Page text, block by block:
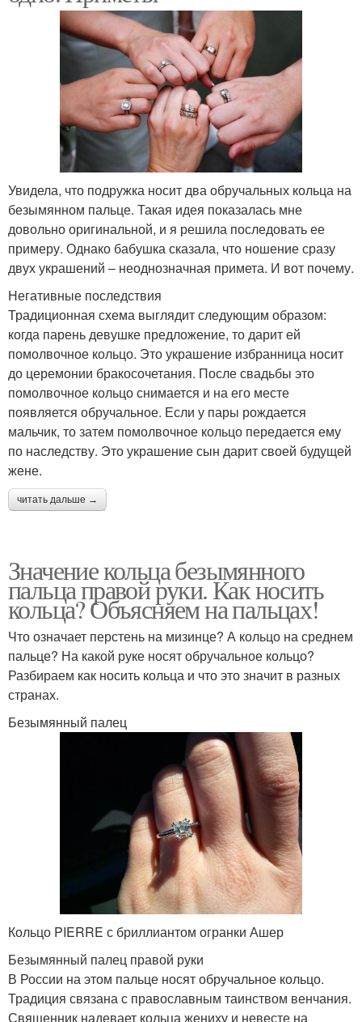
Увидела, что подружка носит два обручальных кольца на
безымянном пальце. Такая идея показалась мне
довольно оригинальной, и я решила последовать ее
примеру. Однако бабушка сказала, что ношение сразу
двух украшений – неоднозначная примета. И вот почему.
Негативные последствия
Традиционная схема выглядит следующим образом:
когда парень девушке предложение, то дарит ей
помолвочное кольцо. Это украшение избранница носит
до церемонии бракосочетания. После свадьбы это
помолвочное кольцо снимается и на его месте
появляется обручальное. Если у пары рождается
мальчик, то затем помолвочное кольцо передается ему
по наследству. Это украшение сын дарит своей будущей
жене.
читать дальше →
Значение кольца безымянного
пальца правой руки. Как носить
кольца? Объясняем на пальцах!
Что означает перстень на мизинце? А кольцо на среднем
пальце? На какой руке носят обручальное кольцо?
Разбираем как носить кольца и что это значит в разных
странах.
Безымянный палец
Кольцо PIERRE с бриллиантом огранки Ашер
Безымянный палец правой руки
В России на этом пальце носят обручальное кольцо.
Традиция связана с православным таинством венчания.
Священник надевает кольца жениху и невесте на